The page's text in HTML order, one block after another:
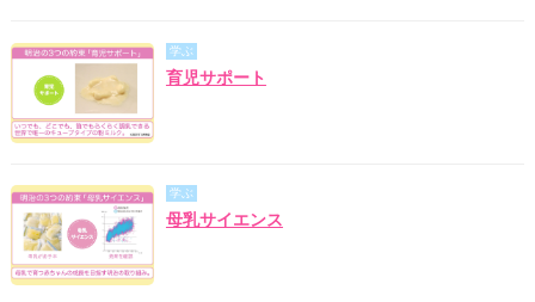
学ぶ
育児サポート
学ぶ
母乳サイエンス